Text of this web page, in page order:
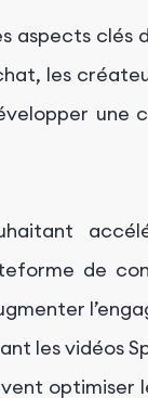
aspects
les
une
de
les vidéos
optimiser